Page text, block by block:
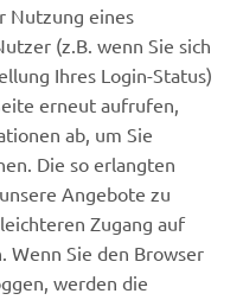
Nutzung eines
(z.B. wenn Sie sich
Ihres Login-Status)
erneut aufrufen,
ab, um Sie
Die so erlangten
Angebote zu
Zugang auf
Wenn Sie den Browser
werden die